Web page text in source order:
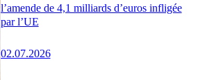
l’amende de 4,1 milliards d’euros infligée
par l’UE
02.07.2026